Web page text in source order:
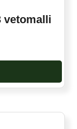
vetomalli